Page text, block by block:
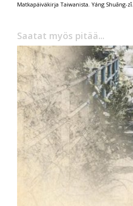
Matkapäiväkirja Taiwanista, Yáng Shuāng-zǐ,
Saatat myös pitää...